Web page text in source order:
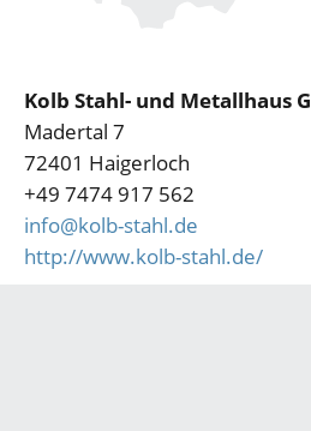
Kolb Stahl- und Metallhaus
Madertal 7
72401 Haigerloch
+49 7474 917 562
info@kolb-stahl.de
http://www.kolb-stahl.de/